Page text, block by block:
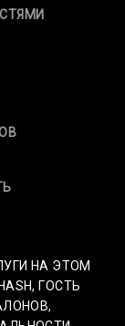
НА ЭТОМ
ГОСТЬ